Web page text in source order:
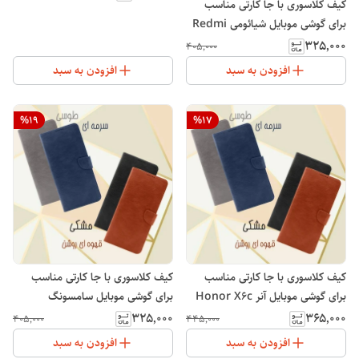
کیف کلاسوری با جا کارتی مناسب
برای گوشی موبایل شیائومی Redmi
A3
۳۲۵٬۰۰۰ ۴۰۵٬۰۰۰
افزودن به سبد افزودن به سبد
%17
کیف کلاسوری با جا کارتی مناسب
برای گوشی موبایل آنر Honor X6c
۳۶۵٬۰۰۰ ۴۴۵٬۰۰۰
افزودن به سبد
%19
کیف کلاسوری با جا کارتی مناسب
برای گوشی موبایل سامسونگ
Galaxy S24 Ultra
۳۲۵٬۰۰۰ ۴۰۵٬۰۰۰
افزودن به سبد